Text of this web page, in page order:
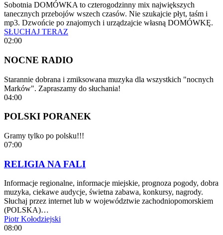
Sobotnia DOMÓWKA to czterogodzinny mix największych
tanecznych przebojów wszech czasów. Nie szukajcie płyt, taśm i
mp3. Dzwońcie po znajomych i urządzajcie własną DOMÓWKĘ.
SŁUCHAJ TERAZ
02:00
NOCNE RADIO
Starannie dobrana i zmiksowana muzyka dla wszystkich "nocnych
Marków". Zapraszamy do słuchania!
04:00
POLSKI PORANEK
Gramy tylko po polsku!!!
07:00
RELIGIA NA FALI
Informacje regionalne, informacje miejskie, prognoza pogody, dobra
muzyka, ciekawe audycje, świetna zabawa, konkursy, nagrody.
Słuchaj przez internet lub w województwie zachodniopomorskiem
(POLSKA)…
Piotr Kołodziejski
08:00